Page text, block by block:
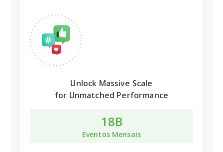
Unlock Massive Scale
for Unmatched Performance
18B
Eventos Mensais